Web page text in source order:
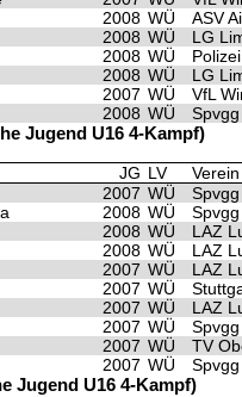
2008 WÜ
ASV
2008 WÜ
LG
2008 WÜ
2008 WÜ
LG
2007 WÜ
VfL
2008 WÜ
Jugend U16 4-Kampf)
JG LV
Verein
2007 WÜ
2008 WÜ
2008 WÜ
LAZ
2008 WÜ
LAZ
2007 WÜ
LAZ
2007 WÜ
2007 WÜ
LAZ
2007 WÜ
2007 WÜ
TV
2007 WÜ
Jugend U16 4-Kampf)